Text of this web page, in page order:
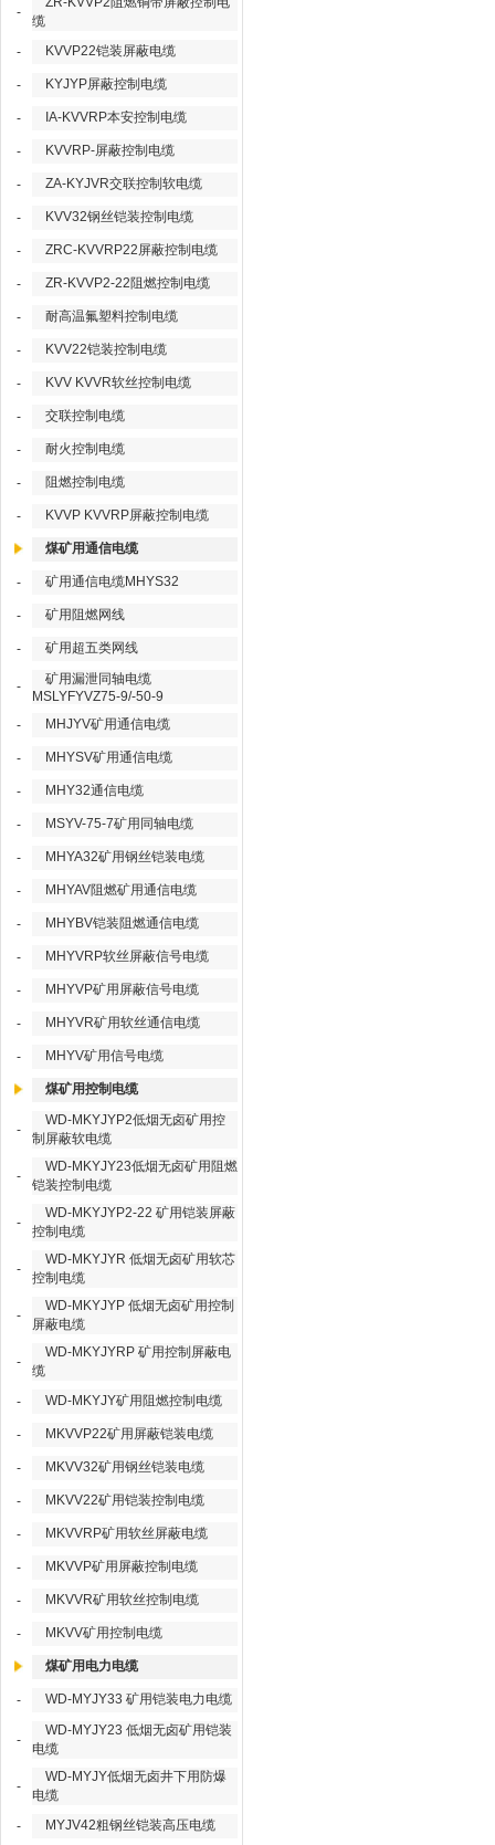
-
缆
-
KVVP22铠装屏蔽电缆
- KYJYP屏蔽控制电缆
- IA-KVVRP本安控制电缆
- KVVRP-屏蔽控制电缆
- ZA-KYJVR交联控制软电缆
- KVV32钢丝铠装控制电缆
- ZRC-KVVRP22屏蔽控制电缆
- ZR-KVVP2-22阻燃控制电缆
- 耐高温氟塑料控制电缆
- KVV22铠装控制电缆
- KVV KVVR软丝控制电缆
- 交联控制电缆
- 耐火控制电缆
- 阻燃控制电缆
- KVVP KVVRP屏蔽控制电缆
煤矿用通信电缆
- 矿用通信电缆MHYS32
- 矿用阻燃网线
- 矿用超五类网线
-
矿用漏泄同轴电缆
MSLYFYVZ75-9/-50-9
-
MHJYV矿用通信电缆
- MHYSV矿用通信电缆
- MHY32通信电缆
- MSYV-75-7矿用同轴电缆
- MHYA32矿用钢丝铠装电缆
- MHYAV阻燃矿用通信电缆
- MHYBV铠装阻燃通信电缆
- MHYVRP软丝屏蔽信号电缆
- MHYVP矿用屏蔽信号电缆
- MHYVR矿用软丝通信电缆
- MHYV矿用信号电缆
煤矿用控制电缆
-
WD-MKYJYP2低烟无卤矿用控
制屏蔽软电缆
-
WD-MKYJY23低烟无卤矿用阻燃
铠装控制电缆
-
WD-MKYJYP2-22 矿用铠装屏蔽
控制电缆
-
WD-MKYJYR 低烟无卤矿用软芯
控制电缆
-
WD-MKYJYP 低烟无卤矿用控制
屏蔽电缆
-
WD-MKYJYRP 矿用控制屏蔽电
缆
-
WD-MKYJY矿用阻燃控制电缆
- MKVVP22矿用屏蔽铠装电缆
- MKVV32矿用钢丝铠装电缆
- MKVV22矿用铠装控制电缆
- MKVVRP矿用软丝屏蔽电缆
- MKVVP矿用屏蔽控制电缆
- MKVVR矿用软丝控制电缆
- MKVV矿用控制电缆
煤矿用电力电缆
- WD-MYJY33 矿用铠装电力电缆
-
WD-MYJY23 低烟无卤矿用铠装
电缆
-
WD-MYJY低烟无卤井下用防爆
电缆
-
MYJV42粗钢丝铠装高压电缆